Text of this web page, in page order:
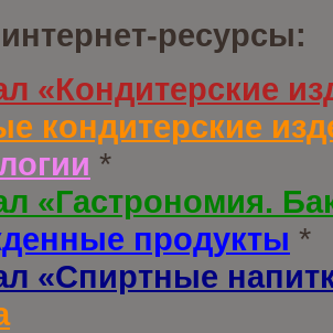
ресурсы:
«Кондитерские
кондитерские
*
«Гастрономия.
продукты *
«Спиртные